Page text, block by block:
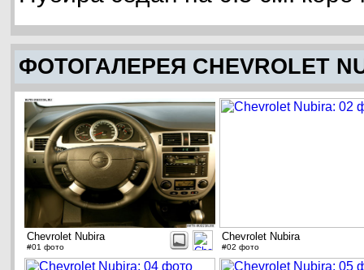
ФОТОГАЛЕРЕЯ CHEVROLET
Chevrolet Nubira
#01 фото
Chevrolet Nubira
#02 фото